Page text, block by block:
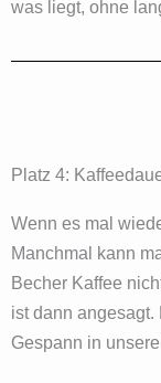
was liegt, ohne
Platz 4:
Wenn es mal
Manchmal kann
Becher Kaffee
ist dann angesagt.
Gespann in